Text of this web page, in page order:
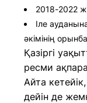
2018-2022
Іле
әкімінің
Қазіргі
ресми
Айта
дейін де